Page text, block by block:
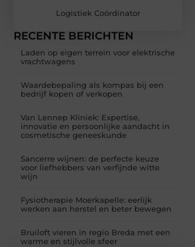
Logistiek Coördinator
RECENTE BERICHTEN
Laden op eigen terrein voor elektrische
vrachtwagens
Waardebepaling als kompas bij een
bedrijf kopen of verkopen
Van Lennep Kliniek: Expertise,
innovatie en persoonlijke aandacht in
cosmetische geneeskunde
Sancerre wijnen: de perfecte keuze
voor liefhebbers van verfijnde witte
wijn
Fysiotherapie Moerkapelle: eerlijk
werken aan herstel en beter bewegen
Bruiloft vieren in regio Breda met een
warme en stijlvolle sfeer